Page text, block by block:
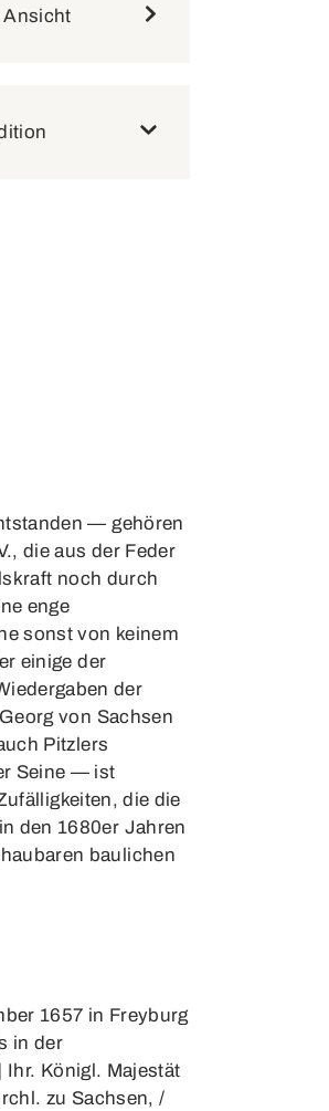
— gehören
die aus der Feder
noch durch
enge
sonst von keinem
einige der
der
von Sachsen
Pitzlers
Seine — ist
die die
den 1680er Jahren
baulichen
1657 in Freyburg
in der
Königl. Majestät
zu Sachsen, /